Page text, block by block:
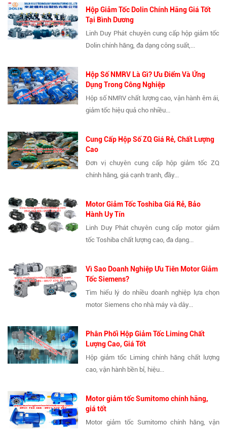
Hộp Giảm Tốc Dolin Chính Hãng Giá Tốt
Tại Bình Dương
Linh Duy Phát chuyên cung cấp hộp giảm tốc
Dolin chính hãng, đa dạng công suất,...
Hộp Số NMRV Là Gì? Ưu Điểm Và Ứng
Dụng Trong Công Nghiệp
Hộp số NMRV chất lượng cao, vận hành êm ái,
giảm tốc hiệu quả cho nhiều...
Cung Cấp Hộp Số ZQ Giá Rẻ, Chất Lượng
Cao
Đơn vị chuyên cung cấp hộp giảm tốc ZQ
chính hãng, giá cạnh tranh, đầy...
Motor Giảm Tốc Toshiba Giá Rẻ, Bảo
Hành Uy Tín
Linh Duy Phát chuyên cung cấp motor giảm
tốc Toshiba chất lượng cao, đa dạng...
Vì Sao Doanh Nghiệp Ưu Tiên Motor Giảm
Tốc Siemens?
Tìm hiểu lý do nhiều doanh nghiệp lựa chọn
motor Siemens cho nhà máy và dây...
Phân Phối Hộp Giảm Tốc Liming Chất
Lượng Cao, Giá Tốt
Hộp giảm tốc Liming chính hãng chất lượng
cao, vận hành bền bỉ, hiệu...
Motor giảm tốc Sumitomo chính hãng,
giá tốt
Motor giảm tốc Sumitomo chính hãng, vận